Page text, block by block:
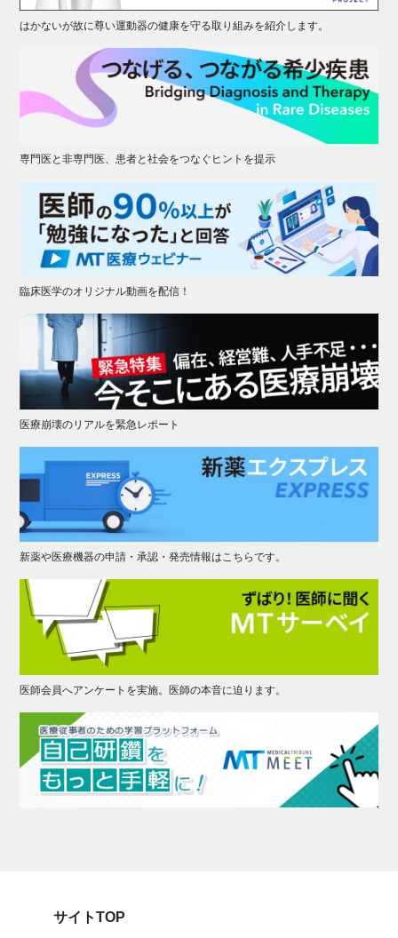
はかないが故に尊い運動器の健康を守る取り組みを紹介します。
専門医と非専門医、患者と社会をつなぐヒントを提示
臨床医学のオリジナル動画を配信！
医療崩壊のリアルを緊急レポート
新薬や医療機器の申請・承認・発売情報はこちらです。
医師会員へアンケートを実施。医師の本音に迫ります。
サイトTOP